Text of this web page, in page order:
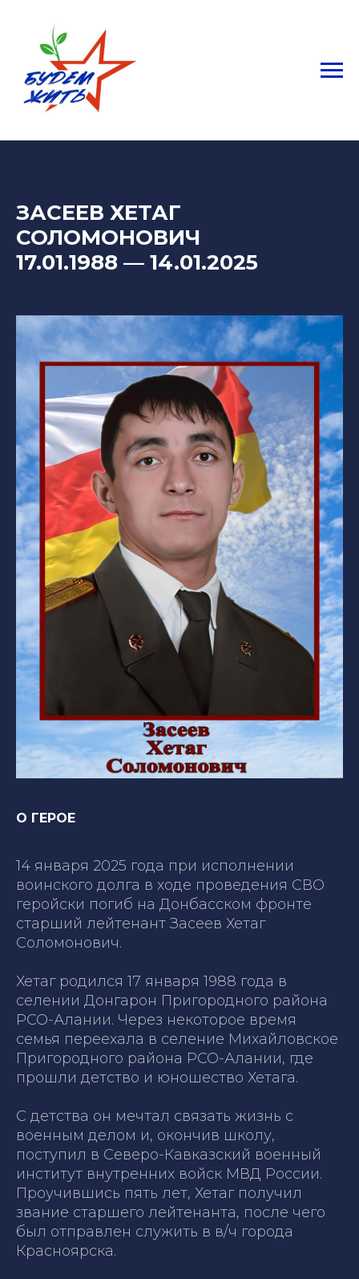
ЗАСЕЕВ ХЕТАГ
СОЛОМОНОВИЧ
17.01.1988 — 14.01.2025
О ГЕРОЕ
14 января 2025 года при исполнении
воинского долга в ходе проведения СВО
геройски погиб на Донбасском фронте
старший лейтенант Засеев Хетаг
Соломонович.
Хетаг родился 17 января 1988 года в
селении Донгарон Пригородного района
РСО-Алании. Через некоторое время
семья переехала в селение Михайловское
Пригородного района РСО-Алании, где
прошли детство и юношество Хетага.
С детства он мечтал связать жизнь с
военным делом и, окончив школу,
поступил в Северо-Кавказский военный
институт внутренних войск МВД России.
Проучившись пять лет, Хетаг получил
звание старшего лейтенанта, после чего
был отправлен служить в в/ч города
Красноярска.